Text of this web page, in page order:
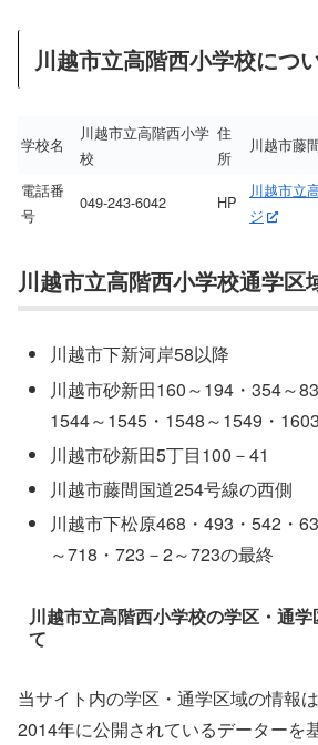
川越市立高階西小学校につ
学校名
川越市立高階西小学
校
住
所
川越市藤
電話番
号
049-243-6042 HP
川越市立
ジ
川越市立高階西小学校通学区
川越市下新河岸58以降
川越市砂新田160～194・354～
1544～1545・1548～1549・
川越市砂新田5丁目100－41
川越市藤間国道254号線の西側
川越市下松原468・493・542・
～718・723－2～723の最終
川越市立高階西小学校の学区・通
て
当サイト内の学区・通学区域の情報
2014年に公開されているデーターを